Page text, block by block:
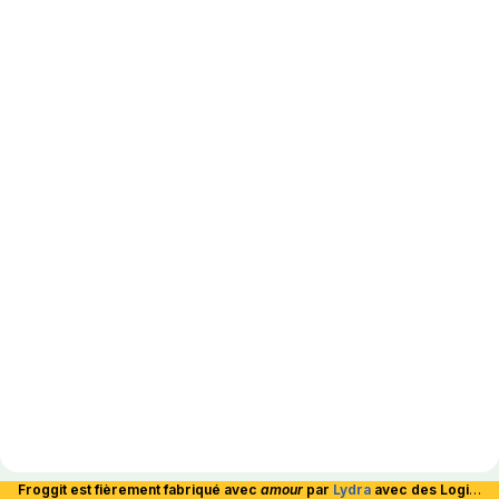
Froggit est fièrement fabriqué avec amour par Lydra avec des Logiciels Libres et hébergé en